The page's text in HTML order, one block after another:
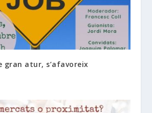
gran atur, s’afavoreix